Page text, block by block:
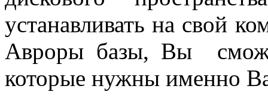
устанавливать на свой
Авроры базы, Вы
которые нужны именно